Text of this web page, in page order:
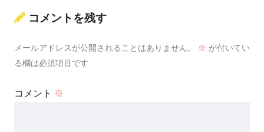
コメントを残す
メールアドレスが公開されることはありません。 ※ が付いてい
る欄は必須項目です
コメント ※